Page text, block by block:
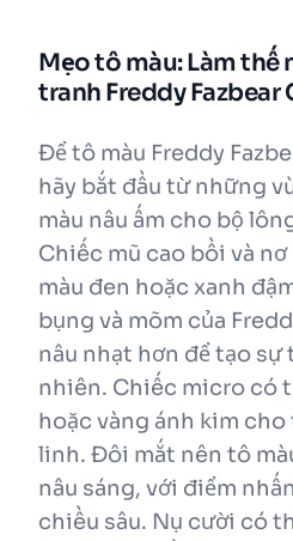
Mẹo tô màu: Làm thế
tranh Freddy Fazbear
Để tô màu Freddy
hãy bắt đầu từ những
màu nâu ấm cho bộ
Chiếc mũ cao bồi và
màu đen hoặc xanh
bụng và mõm của
nâu nhạt hơn để tạo
nhiên. Chiếc micro có
hoặc vàng ánh kim
linh. Đôi mắt nên tô
nâu sáng, với điểm
chiều sâu. Nụ cười có